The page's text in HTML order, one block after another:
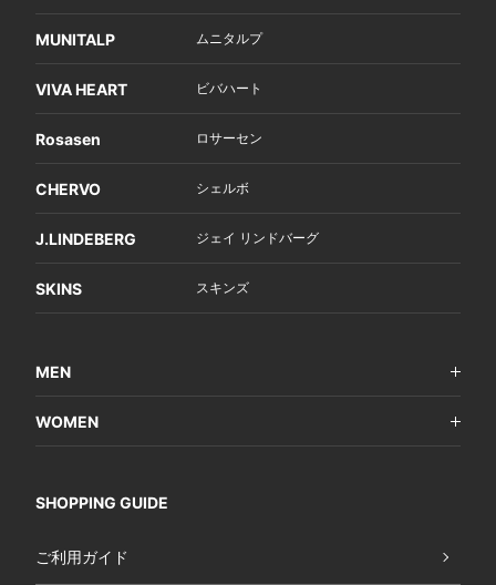
MUNITALP ムニタルプ
VIVA HEART ビバハート
Rosasen ロサーセン
CHERVO シェルボ
J.LINDEBERG ジェイ リンドバーグ
SKINS スキンズ
MEN
WOMEN
SHOPPING GUIDE
ご利用ガイド